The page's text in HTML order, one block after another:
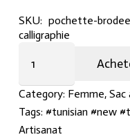
SKU: pochette-
calligraphie
brodée
à
la
main
Category: Femme, Sac
Tags: #tunisian #new
Artisanat